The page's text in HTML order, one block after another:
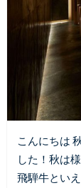
こんにちは
した！秋は
飛騨牛とい